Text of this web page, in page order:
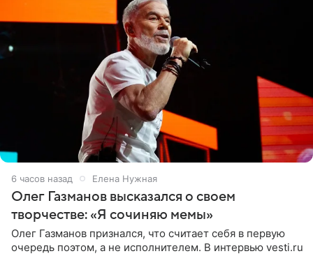
6 часов назад Елена Нужная
Олег Газманов высказался о своем
творчестве: «Я сочиняю мемы»
Олег Газманов признался, что считает себя в первую
очередь поэтом, а не исполнителем. В интервью vesti.ru